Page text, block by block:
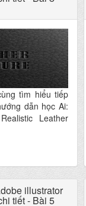
tìm hiểu tiếp
dẫn học Ai:
Leather
illustrator
tiết - Bài 5